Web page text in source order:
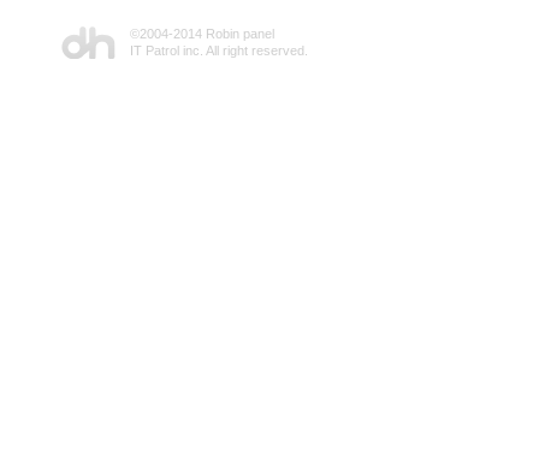
©2004-2014 Robin panel
IT Patrol inc. All right reserved.